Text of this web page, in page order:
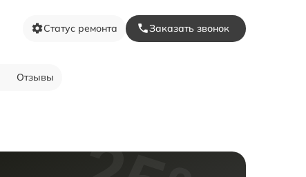
Статус ремонта Заказать звонок
Отзывы